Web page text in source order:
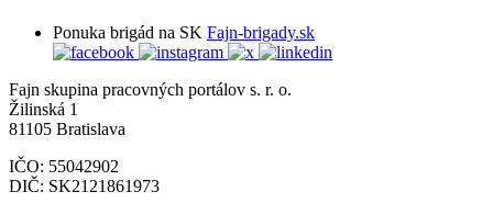
Ponuka brigád na SK Fajn-brigady.sk
Fajn skupina pracovných portálov s. r. o.
Žilinská 1
81105 Bratislava
IČO: 55042902
DIČ: SK2121861973